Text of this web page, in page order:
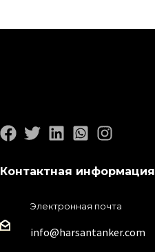
Контактная информация
Электронная почта
info@harsantanker.com